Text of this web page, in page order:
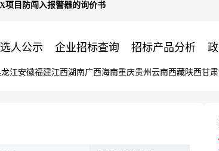
项目防闯入报警器的询价书
人公示 企业招标查询 招标产品分析
江安徽福建江西湖南广西海南重庆贵州 云南西藏陕西甘肃